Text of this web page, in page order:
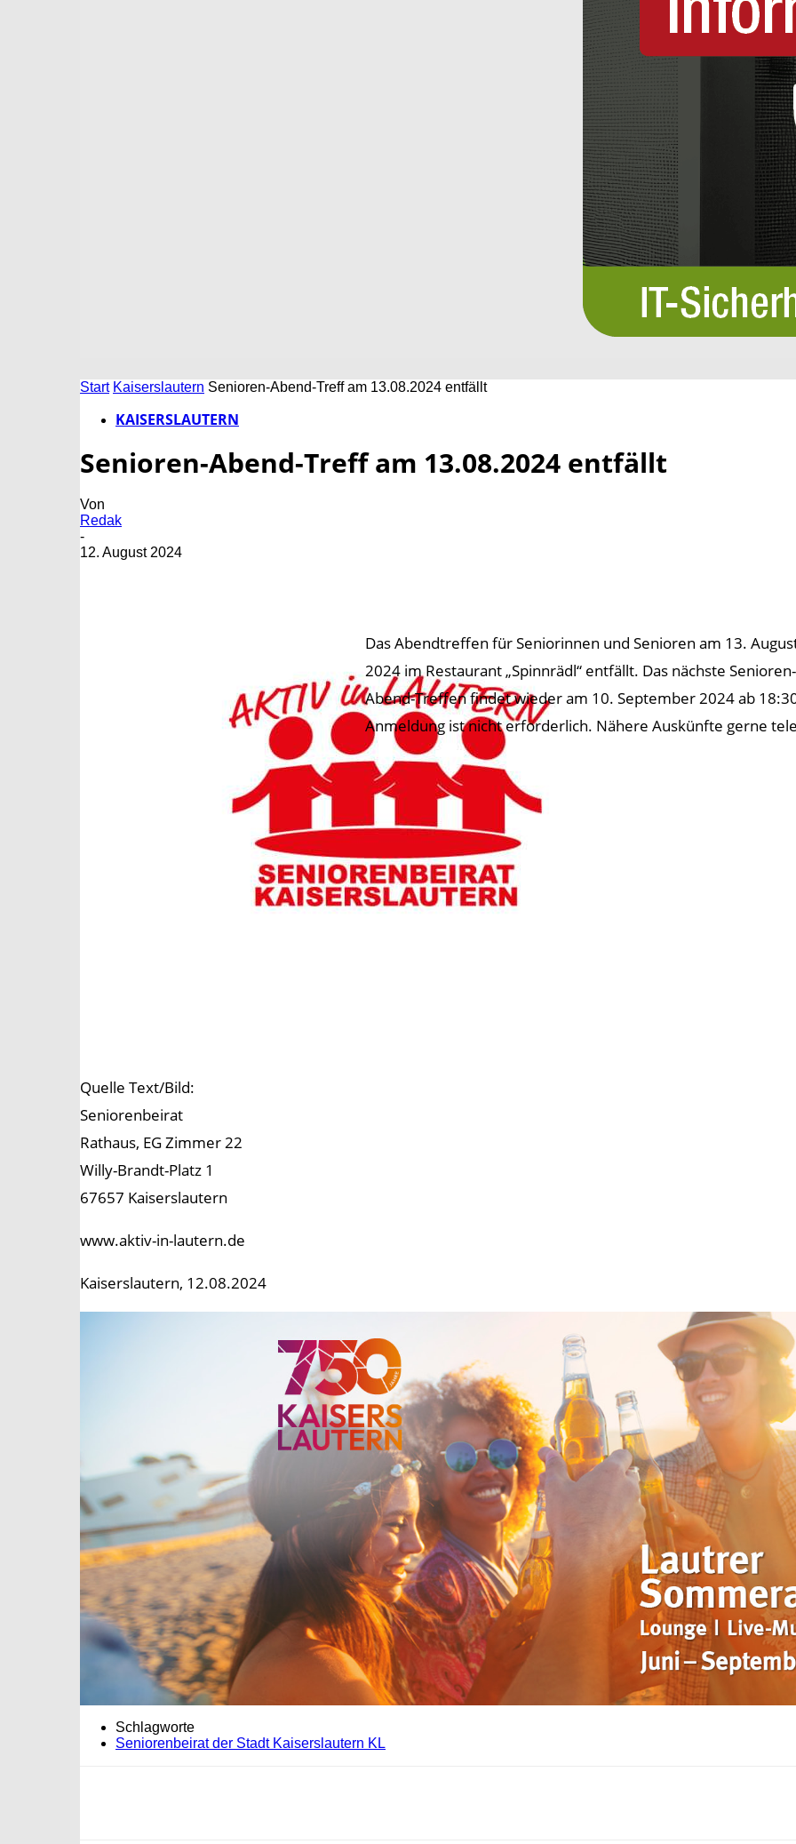
Start Kaiserslautern Senioren-Abend-Treff am 13.08.2024 entfällt
KAISERSLAUTERN
Senioren-Abend-Treff am 13.08.2024 entfällt
Von
Redak
-
12. August 2024
Das Abendtreffen für Seniorinnen und Senioren am 13.
2024 im Restaurant „Spinnrädl“ entfällt. Das nächste Senioren-
Abend-Treffen findet wieder am 10. September 2024 ab
Anmeldung ist nicht erforderlich. Nähere Auskünfte gerne
Quelle Text/Bild:
Seniorenbeirat
Rathaus, EG Zimmer 22
Willy-Brandt-Platz 1
67657 Kaiserslautern
www.aktiv-in-lautern.de
Kaiserslautern, 12.08.2024
Schlagworte
Seniorenbeirat der Stadt Kaiserslautern KL